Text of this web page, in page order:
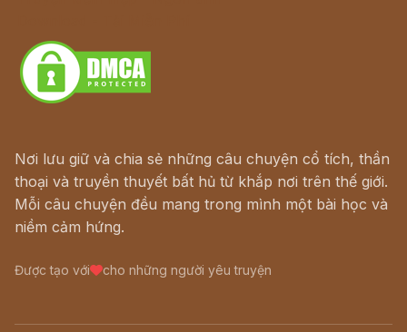
Nơi lưu giữ và chia sẻ những câu chuyện cổ tích, thần
thoại và truyền thuyết bất hủ từ khắp nơi trên thế giới.
Mỗi câu chuyện đều mang trong mình một bài học và
niềm cảm hứng.
Được tạo với cho những người yêu truyện